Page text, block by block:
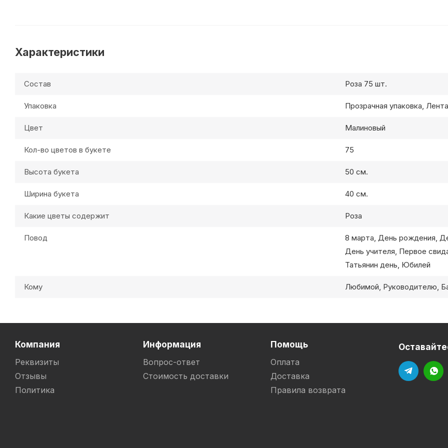
Характеристики
Состав Роза 75 шт.
Упаковка Прозрачная упаковка, Лента
Цвет Малиновый
Кол-во цветов в букете 75
Высота букета 50 см.
Ширина букета 40 см.
Какие цветы содержит Роза
Повод
8 марта, День рождения,
День учителя, Первое
Татьянин день, Юбилей
Кому Любимой, Руководителю,
Компания
Реквизиты
Отзывы
Политика
Информация
Вопрос-ответ
Стоимость доставки
Помощь
Оплата
Доставка
Правила возврата